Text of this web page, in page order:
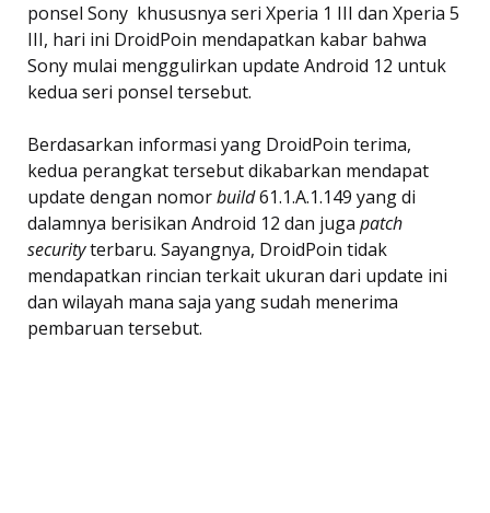
ponsel Sony  khususnya seri Xperia 1 III dan Xperia 5
III, hari ini DroidPoin mendapatkan kabar bahwa
Sony mulai menggulirkan update Android 12 untuk
kedua seri ponsel tersebut.
Berdasarkan informasi yang DroidPoin terima,
kedua perangkat tersebut dikabarkan mendapat
update dengan nomorbuild61.1.A.1.149 yang di
dalamnya berisikan Android 12 dan juga patch
securityterbaru. Sayangnya, DroidPoin tidak
mendapatkan rincian terkait ukuran dari update ini
dan wilayah mana saja yang sudah menerima
pembaruan tersebut.